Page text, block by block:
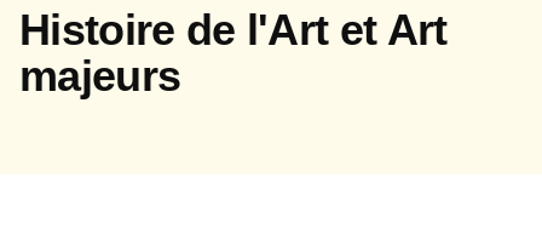
Histoire de l'Art et Art
majeurs